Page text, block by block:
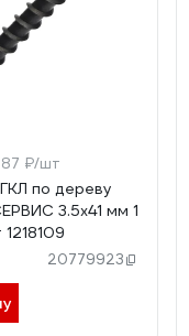
₽/шт
по дереву
3.5x41 мм 1
20779923